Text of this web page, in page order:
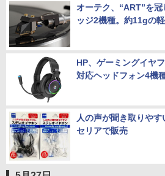
オーテク、“ART”を
ッジ2機種。約11gの
HP、ゲーミングイヤ
対応ヘッドフォン4機
人の声が聞き取りやす
セリアで販売